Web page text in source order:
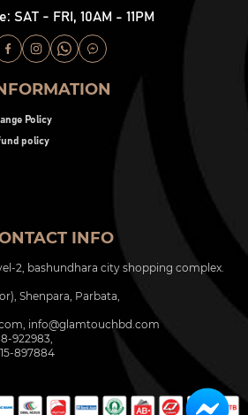
SAT - FRI, 10AM - 11PM
Policy
policy
INFO
2, bashundhara city shopping complex.
Shenpara, Parbata,
info@glamtouchbd.com
922983,
897884